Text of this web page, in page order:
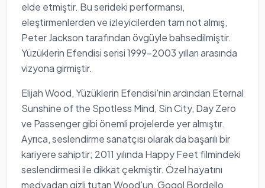
elde etmiştir. Bu serideki performansı,
eleştirmenlerden ve izleyicilerden tam not almış,
Peter Jackson tarafından övgüyle bahsedilmiştir.
Yüzüklerin Efendisi serisi 1999-2003 yılları arasında
vizyona girmiştir.
Elijah Wood, Yüzüklerin Efendisi'nin ardından Eternal
Sunshine of the Spotless Mind, Sin City, Day Zero
ve Passenger gibi önemli projelerde yer almıştır.
Ayrıca, seslendirme sanatçısı olarak da başarılı bir
kariyere sahiptir; 2011 yılında Happy Feet filmindeki
seslendirmesi ile dikkat çekmiştir. Özel hayatını
medyadan gizli tutan Wood'un, Gogol Bordello